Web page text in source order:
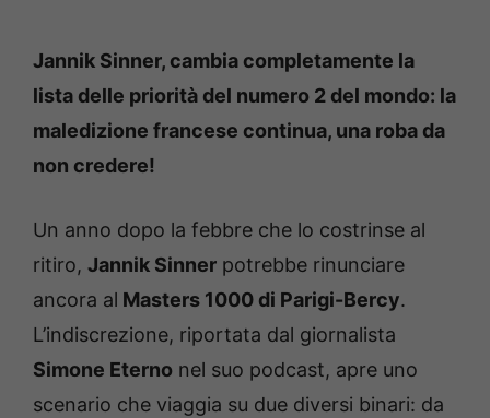
Jannik Sinner, cambia completamente la
lista delle priorità del numero 2 del mondo: la
maledizione francese continua, una roba da
non credere!
Un anno dopo la febbre che lo costrinse al
ritiro, Jannik Sinner potrebbe rinunciare
ancora al Masters 1000 di Parigi-Bercy.
L’indiscrezione, riportata dal giornalista
Simone Eterno nel suo podcast, apre uno
scenario che viaggia su due diversi binari: da